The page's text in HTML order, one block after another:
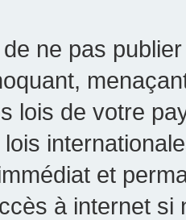
ne pas
lois de votre
et
à internet